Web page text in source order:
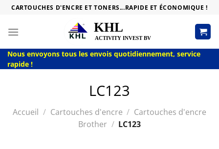
Passer
contenu
CARTOUCHES D'ENCRE ET TONERS...RAPIDE ET ÉCONOMIQUE !
Nous envoyons tous les envois quotidiennement, service
rapide !
LC123
Accueil / Cartouches d'encre / Cartouches d'encre
Brother / LC123